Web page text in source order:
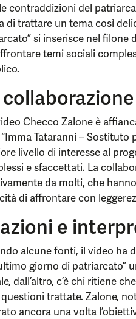
contraddizioni del
di trattare un tema così
si inserisce nel filone
temi sociali
Checco Zalone è
Tataranni – Sostituto
livello di interesse al
e sfaccettati. La
da molti, che
di affrontare con
e
alcune fonti, il video ha
giorno di
dall’altro, c’è chi ritiene
trattate. Zalone,
ancora una volta